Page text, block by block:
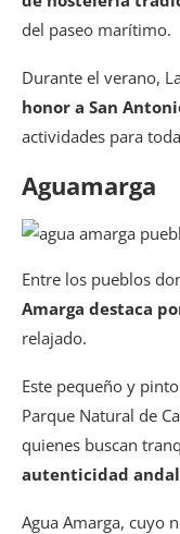
del paseo marítimo.
Durante el verano,
honor a San
actividades para
Aguamarga
Entre los pueblos
Amarga destaca
relajado.
Este pequeño y
Parque Natural de
quienes buscan
autenticidad
Agua Amarga, cuyo